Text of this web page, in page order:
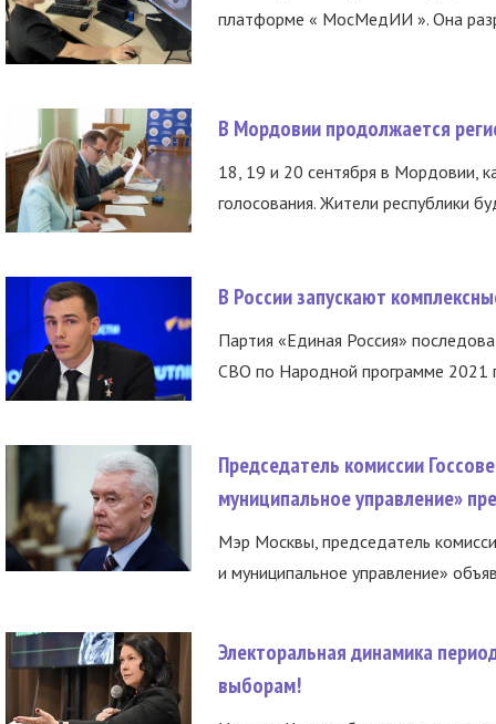
платформе « МосМедИИ ». Она
В Мордовии продолжается
18, 19 и 20 сентября в Мордовии,
голосования. Жители республики
В России запускают
Партия «Единая Россия»
СВО по Народной программе 2021
Председатель комиссии
муниципальное управление»
Мэр Москвы, председатель
и муниципальное управление»
Электоральная динамика
выборам!